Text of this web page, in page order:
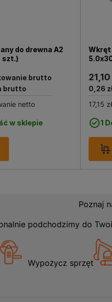
metalowych,
do zastosowań w
w pracach
do drewna A2
szt.)
brutto
brutto
netto
w sklepie
Wkręt
21,10
0,26
17,15 zł
1
Poznaj
podchodzimy do
Wypożycz sprzęt